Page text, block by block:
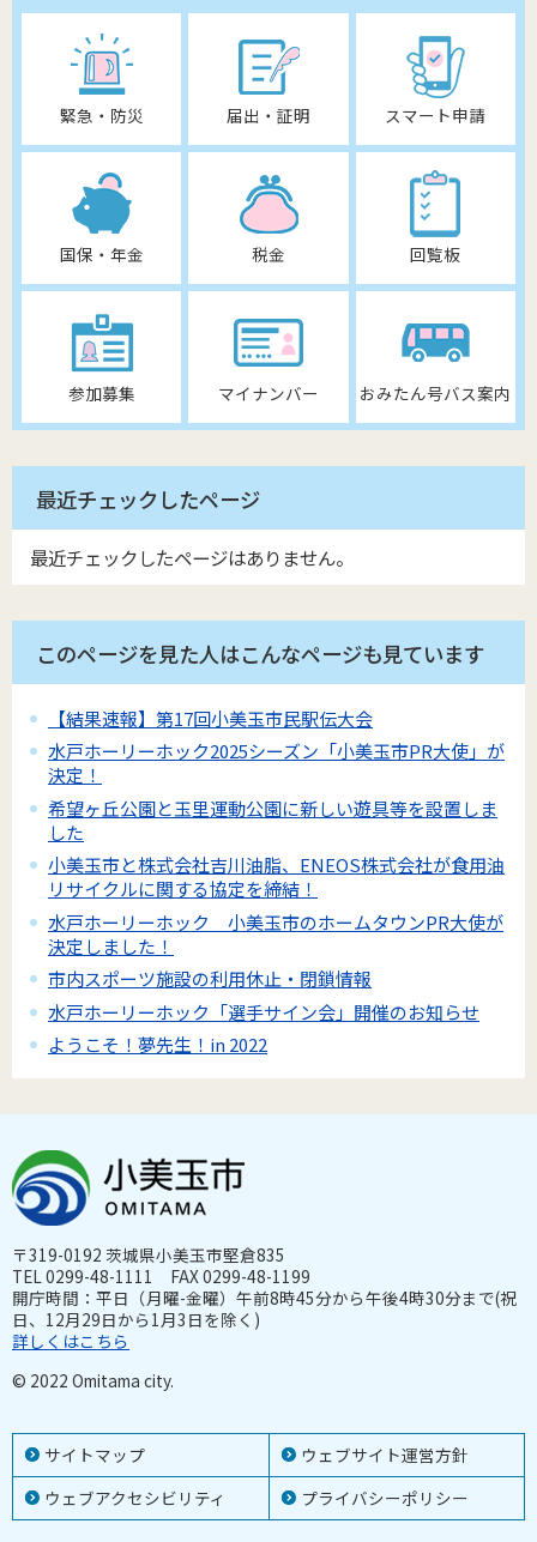
緊急・防災 届出・証明 スマート申請
国保・年金 税金 回覧板
参加募集 マイナンバー おみたん号バス案内
最近チェックしたページ
最近チェックしたページはありません。
このページを見た人はこんなページも見ています
【結果速報】第17回小美玉市民駅伝大会
水戸ホーリーホック2025シーズン「小美玉市PR大使」が
決定！
希望ヶ丘公園と玉里運動公園に新しい遊具等を設置しま
した
小美玉市と株式会社吉川油脂、ENEOS株式会社が食用油
リサイクルに関する協定を締結！
水戸ホーリーホック 小美玉市のホームタウンPR大使が
決定しました！
市内スポーツ施設の利用休止・閉鎖情報
水戸ホーリーホック「選手サイン会」開催のお知らせ
ようこそ！夢先生！in 2022
サイトマップ
ウェブサイト運営方針
ウェブアクセシビリティ
プライバシーポリシー
〒319-0192 茨城県小美玉市堅倉835
TEL 0299-48-1111 FAX 0299-48-1199
開庁時間：平日（月曜-金曜）午前8時45分から午後4時30分まで(祝
日、12月29日から1月3日を除く)
詳しくはこちら
© 2022 Omitama city.